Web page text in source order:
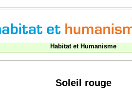
Habitat et Humanisme
Soleil rouge